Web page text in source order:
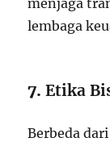
lembaga
7.Etika
Berbeda